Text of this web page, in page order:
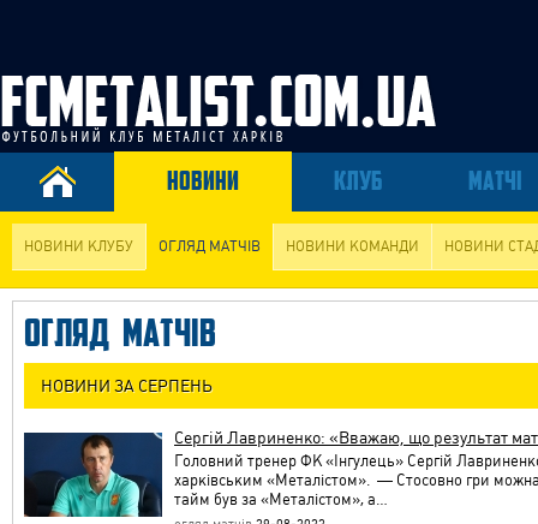
НОВИНИ КЛУБ МАТЧІ
НОВИНИ КЛУБУ ОГЛЯД МАТЧІВ НОВИНИ КОМАНДИ НОВИНИ
ОГЛЯД МАТЧІВ
НОВИНИ ЗА СЕРПЕНЬ
Сергій Лавриненко: «Вважаю, що результат
Головний тренер ФК «Інгулець» Сергій
харківським «Металістом». — Стосовно гри
тайм був за «Металістом», а…